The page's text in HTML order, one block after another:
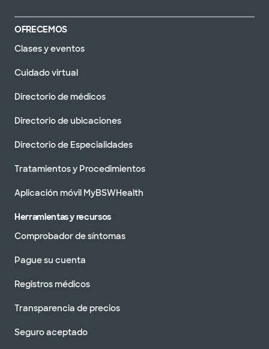
OFRECEMOS
Clases y eventos
Cuidado virtual
Directorio de médicos
Directorio de ubicaciones
Directorio de Especialidades
Tratamientos y Procedimientos
Aplicación móvil MyBSWHealth
Herramientas y recursos
Comprobador de síntomas
Pague su cuenta
Registros médicos
Transparencia de precios
Seguro aceptado